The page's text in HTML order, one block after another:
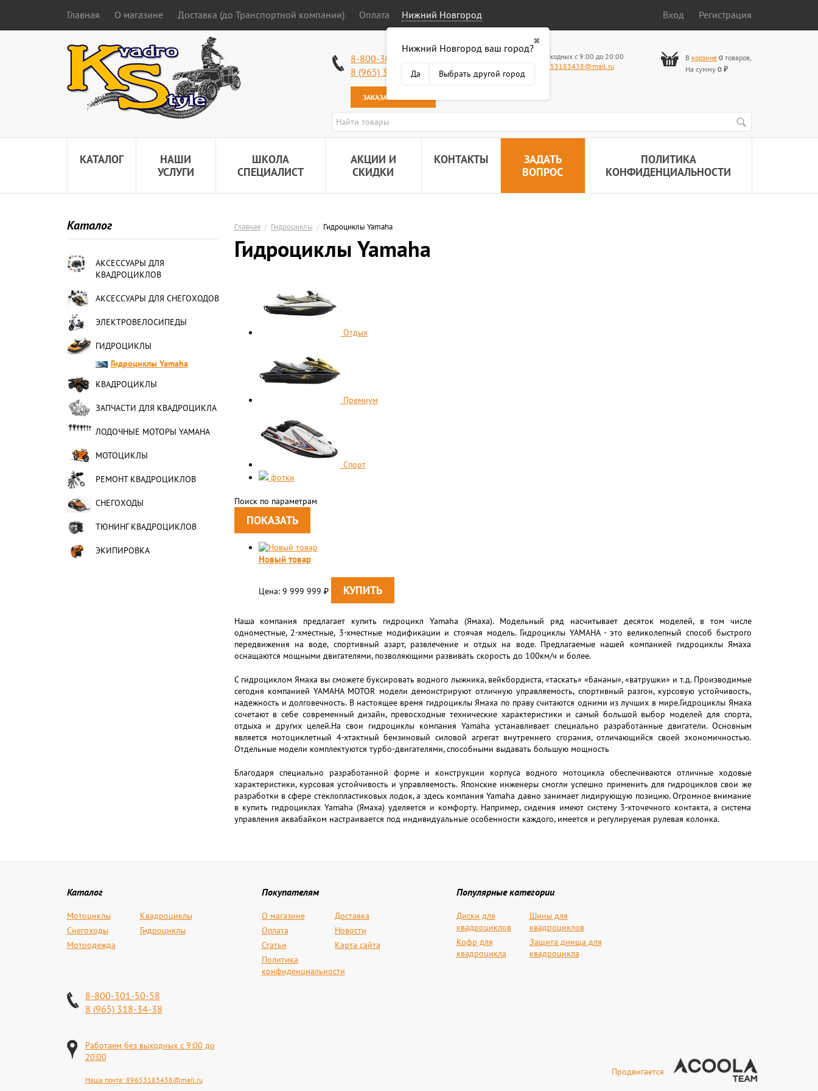
Главная О магазине Доставка (до Транспортной компании) Оплата Нижний Новгород
✖
Нижний Новгород ваш город?
Да Выбрать другой город
Вход Регистрация
8-800-301-50-58
8 (965) 318-34-38
ЗАКАЗАТЬ ЗВОНОК
Работаем без выходных с 9:00 до 20:00
89653183438@mail.ru
В корзине 0товаров,
На сумму 0 ₽
КАТАЛОГ
НАШИ
УСЛУГИ
ШКОЛА
СПЕЦИАЛИСТ
АКЦИИ И
СКИДКИ
КОНТАКТЫ
ЗАДАТЬ
ВОПРОС
ПОЛИТИКА
КОНФИДЕНЦИАЛЬНОСТИ
Каталог
АКСЕССУАРЫ ДЛЯ
КВАДРОЦИКЛОВ
АКСЕССУАРЫ ДЛЯ СНЕГОХОДОВ
ЭЛЕКТРОВЕЛОСИПЕДЫ
ГИДРОЦИКЛЫ
Гидроциклы Yamaha
КВАДРОЦИКЛЫ
ЗАПЧАСТИ ДЛЯ КВАДРОЦИКЛА
ЛОДОЧНЫЕ МОТОРЫ YAMAHA
МОТОЦИКЛЫ
РЕМОНТ КВАДРОЦИКЛОВ
СНЕГОХОДЫ
ТЮНИНГ КВАДРОЦИКЛОВ
ЭКИПИРОВКА
Главная / Гидроциклы / Гидроциклы Yamaha
Гидроциклы Yamaha
Отдых
Премиум
Спорт
фотки
Поиск по параметрам
Новый товар
Цена: 9 999 999 ₽
Наша компания предлагает купить гидроцикл Yamaha (Ямаха). Модельный ряд насчитывает десяток моделей, в том числе
одноместные, 2-хместные, 3-хместные модификации и стоячая модель. Гидроциклы YAMAHA - это великолепный способ быстрого
передвижения на воде, спортивный азарт, развлечение и отдых на воде. Предлагаемые нашей компанией гидроциклы Ямаха
оснащаются мощными двигателями, позволяющими развивать скорость до 100км/ч и более.
С гидроциклом Ямаха вы сможете буксировать водного лыжника, вейкбордиста, «таскать» «бананы», «ватрушки» и т.д. Производимые
сегодня компанией YAMAHA MOTOR модели демонстрируют отличную управляемость, спортивный разгон, курсовую устойчивость,
надежность и долговечность. В настоящее время гидроциклы Ямаха по праву считаются одними из лучших в мире.Гидроциклы Ямаха
сочетают в себе современный дизайн, превосходные технические характеристики и самый большой выбор моделей для спорта,
отдыха и других целей.На свои гидроциклы компания Yamaha устанавливает специально разработанные двигатели. Основным
является мотоциклетный 4-хтактный бензиновый силовой агрегат внутреннего сгорания, отличающийся своей экономичностью.
Отдельные модели комплектуются турбо-двигателями, способными выдавать большую мощность
Благодаря специально разработанной форме и конструкции корпуса водного мотоцикла обеспечиваются отличные ходовые
характеристики, курсовая устойчивость и управляемость. Японские инженеры смогли успешно применить для гидроциклов свои же
разработки в сфере стеклопластиковых лодок, а здесь компания Yamaha давно занимает лидирующую позицию. Огромное внимание
в купить гидроциклах Yamaha (Ямаха) уделяется и комфорту. Например, сидения имеют систему 3-хточечного контакта, а система
управления аквабайком настраивается под индивидуальные особенности каждого, имеется и регулируемая рулевая колонка.
Каталог
Мотоциклы
Квадроциклы
Снегоходы
Гидроциклы
Мотоодежда
Покупателям
О магазине
Доставка
Оплата
Новости
Статьи
Карта сайта
Политика
конфиденциальности
Популярные категории
Диски для
квадроциклов
Шины для
квадроциклов
Кофр для
квадроцикла
Защита днища для
квадроцикла
8-800-301-50-58
8 (965) 318-34-38
Работаем без выходных с 9:00 до
20:00
Наша почта: 89653183438@mail.ru
Продвигается